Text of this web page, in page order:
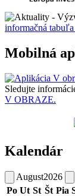
informačná
Mobilná
Sledujte
V OBRAZE.
Kalendár
August2026
Po Ut St Št Pia